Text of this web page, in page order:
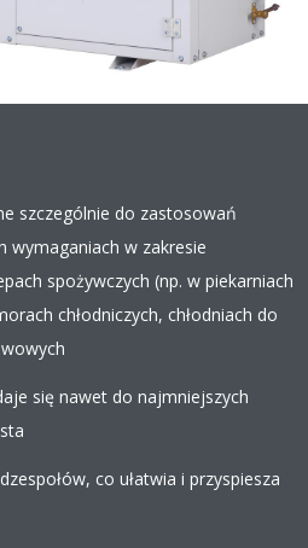
szczególnie do zastosowań
wymaganiach w zakresie
spożywczych (np. w piekarniach
chłodniczych, chłodniach do
się nawet do najmniejszych
co ułatwia i przyspiesza